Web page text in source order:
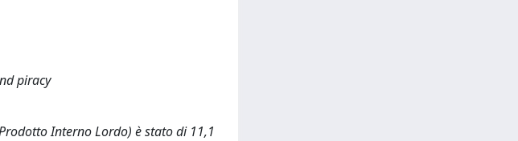
piracy
Interno Lordo) è stato di 11,1